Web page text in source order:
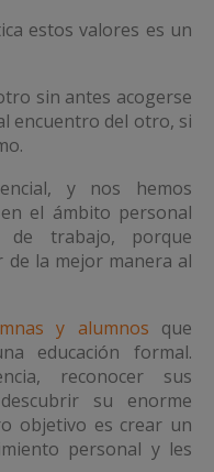
estos valores es un
sin antes acogerse
encuentro del otro, si
y nos hemos
el ámbito personal
de trabajo, porque
de la mejor manera al
y alumnos que
educación formal.
reconocer sus
su enorme
objetivo es crear un
personal y les